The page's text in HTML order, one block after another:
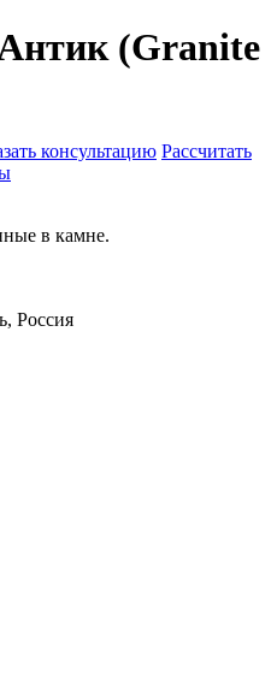
(Granite
консультацию Рассчитать
в камне.
Россия